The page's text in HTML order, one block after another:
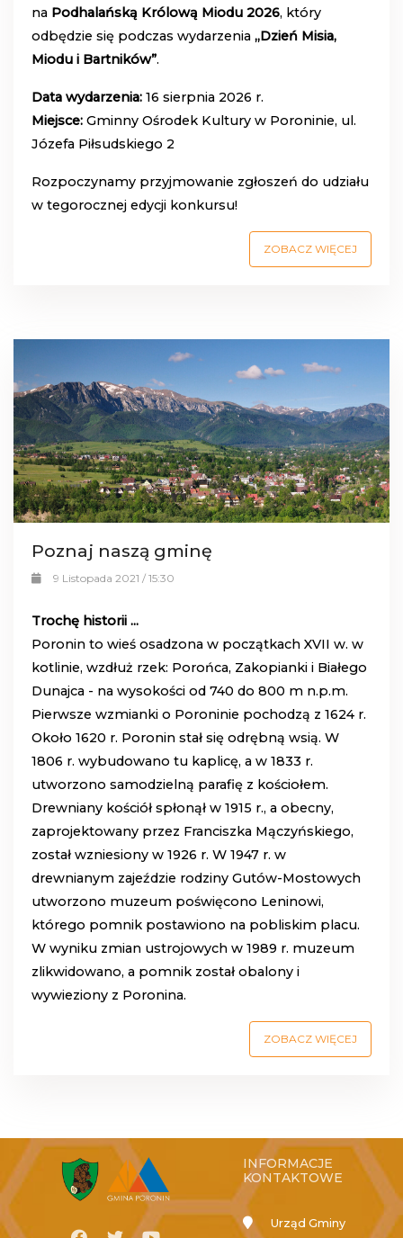
na Podhalańską Królową Miodu 2026, który
odbędzie się podczas wydarzenia „Dzień Misia,
Miodu i Bartników”.
Data wydarzenia: 16 sierpnia 2026 r.
Miejsce: Gminny Ośrodek Kultury w Poroninie, ul.
Józefa Piłsudskiego 2
Rozpoczynamy przyjmowanie zgłoszeń do udziału
w tegorocznej edycji konkursu!
ZOBACZ WIĘCEJ
Poznaj naszą gminę
9 Listopada 2021 / 15:30
Trochę historii ...
Poronin to wieś osadzona w początkach XVII w. w
kotlinie, wzdłuż rzek: Porońca, Zakopianki i Białego
Dunajca - na wysokości od 740 do 800 m n.p.m.
Pierwsze wzmianki o Poroninie pochodzą z 1624 r.
Około 1620 r. Poronin stał się odrębną wsią. W
1806 r. wybudowano tu kaplicę, a w 1833 r.
utworzono samodzielną parafię z kościołem.
Drewniany kościół spłonął w 1915 r., a obecny,
zaprojektowany przez Franciszka Mączyńskiego,
został wzniesiony w 1926 r. W 1947 r. w
drewnianym zajeździe rodziny Gutów-Mostowych
utworzono muzeum poświęcono Leninowi,
którego pomnik postawiono na pobliskim placu.
W wyniku zmian ustrojowych w 1989 r. muzeum
zlikwidowano, a pomnik został obalony i
wywieziony z Poronina.
ZOBACZ WIĘCEJ
INFORMACJE
KONTAKTOWE
Urząd Gminy